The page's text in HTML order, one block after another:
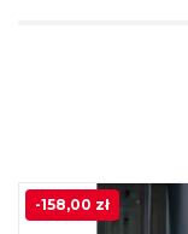
-158,00 zł